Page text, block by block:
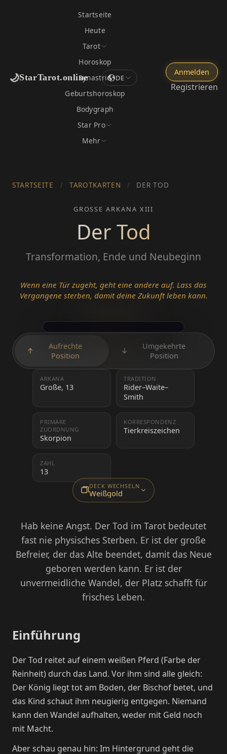
🌙StarTarot.online
Startseite
Heute
Tarot
Horoskop
Synastrie
Geburtshoroskop
Bodygraph
Star Pro
Mehr
DE
Anmelden
Registrieren
STARTSEITE / TAROTKARTEN / DER TOD
GROSSE ARKANA XIII
Der Tod
Transformation, Ende und Neubeginn
Wenn eine Tür zugeht, geht eine andere auf. Lass das
Vergangene sterben, damit deine Zukunft leben kann.
↑
Aufrechte
Position
↓
Umgekehrte
Position
ARKANA
Große, 13
TRADITION
Rider–Waite–
Smith
PRIMÄRE
ZUORDNUNG
Skorpion
KORRESPONDENZ
Tierkreiszeichen
ZAHL
13
DECK WECHSELN
Weißgold
Hab keine Angst. Der Tod im Tarot bedeutet
fast nie physisches Sterben. Er ist der große
Befreier, der das Alte beendet, damit das Neue
geboren werden kann. Er ist der
unvermeidliche Wandel, der Platz schafft für
frisches Leben.
Einführung
Der Tod reitet auf einem weißen Pferd (Farbe der
Reinheit) durch das Land. Vor ihm sind alle gleich:
Der König liegt tot am Boden, der Bischof betet, und
das Kind schaut ihm neugierig entgegen. Niemand
kann den Wandel aufhalten, weder mit Geld noch
mit Macht.
Aber schau genau hin: Im Hintergrund geht die